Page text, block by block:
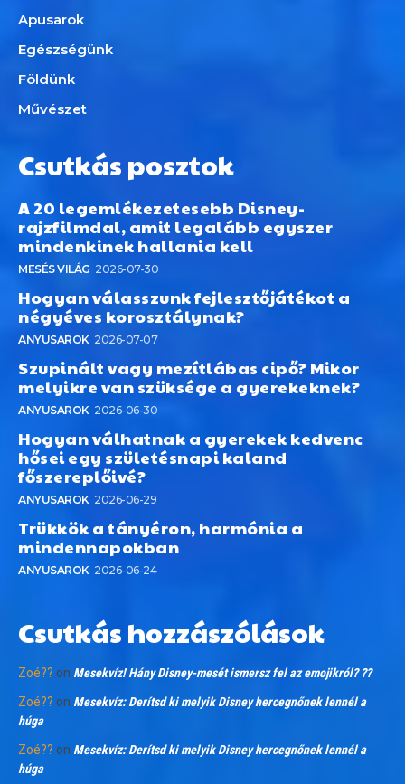
Apusarok
Egészségünk
Földünk
Művészet
Csutkás posztok
A 20 legemlékezetesebb Disney-
rajzfilmdal, amit legalább egyszer
mindenkinek hallania kell
MESÉS VILÁG 2026-07-30
Hogyan válasszunk fejlesztőjátékot a
négyéves korosztálynak?
ANYUSAROK 2026-07-07
Szupinált vagy mezítlábas cipő? Mikor
melyikre van szüksége a gyerekeknek?
ANYUSAROK 2026-06-30
Hogyan válhatnak a gyerekek kedvenc
hősei egy születésnapi kaland
főszereplőivé?
ANYUSAROK 2026-06-29
Trükkök a tányéron, harmónia a
mindennapokban
ANYUSAROK 2026-06-24
Csutkás hozzászólások
Zoé?? on Mesekvíz! Hány Disney-mesét ismersz fel az emojikról? ??
Zoé?? on Mesekvíz: Derítsd ki melyik Disney hercegnőnek lennél a
húga
Zoé?? on Mesekvíz: Derítsd ki melyik Disney hercegnőnek lennél a
húga